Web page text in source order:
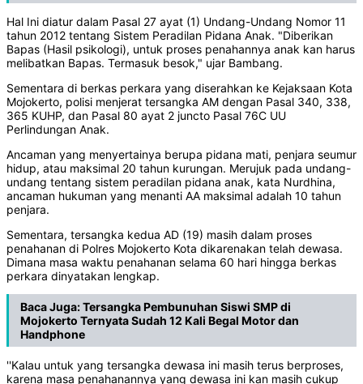
Hal Ini diatur dalam Pasal 27 ayat (1) Undang-Undang Nomor 11
tahun 2012 tentang Sistem Peradilan Pidana Anak. "Diberikan
Bapas (Hasil psikologi), untuk proses penahannya anak kan harus
melibatkan Bapas. Termasuk besok," ujar Bambang.
Sementara di berkas perkara yang diserahkan ke Kejaksaan Kota
Mojokerto, polisi menjerat tersangka AM dengan Pasal 340, 338,
365 KUHP, dan Pasal 80 ayat 2 juncto Pasal 76C UU
Perlindungan Anak.
Ancaman yang menyertainya berupa pidana mati, penjara seumur
hidup, atau maksimal 20 tahun kurungan. Merujuk pada undang-
undang tentang sistem peradilan pidana anak, kata Nurdhina,
ancaman hukuman yang menanti AA maksimal adalah 10 tahun
penjara.
Sementara, tersangka kedua AD (19) masih dalam proses
penahanan di Polres Mojokerto Kota dikarenakan telah dewasa.
Dimana masa waktu penahanan selama 60 hari hingga berkas
perkara dinyatakan lengkap.
Baca Juga:Tersangka Pembunuhan Siswi SMP di
Mojokerto Ternyata Sudah 12 Kali Begal Motor dan
Handphone
''Kalau untuk yang tersangka dewasa ini masih terus berproses,
karena masa penahanannya yang dewasa ini kan masih cukup